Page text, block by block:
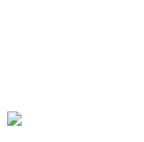
Link
Print